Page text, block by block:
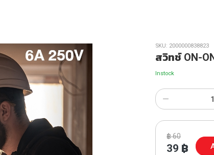
SKU: 2000000838823
สวิทช์ ON-
Instock
฿60
39 ฿